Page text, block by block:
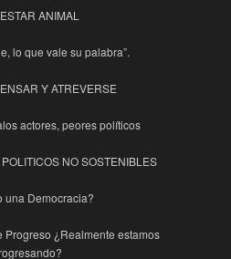
ANIMAL
lo que vale su palabra”.
Y ATREVERSE
actores, peores políticos
POLITICOS NO SOSTENIBLES
una Democracia?
Progreso ¿Realmente estamos